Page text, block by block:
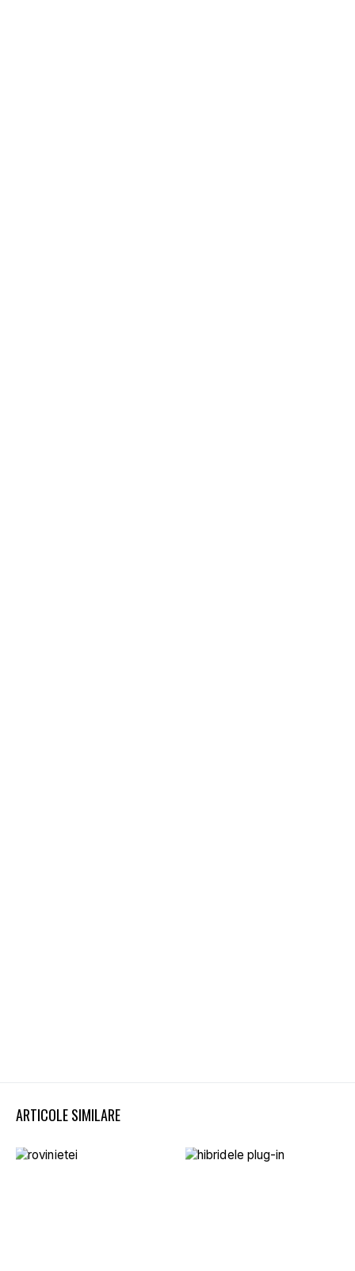
ARTICOLE SIMILARE